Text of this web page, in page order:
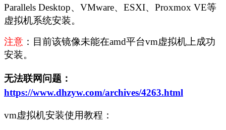
Parallels Desktop、VMware、ESXI、Proxmox VE等
虚拟机系统安装。
注意 ：目前该镜像未能在amd平台vm虚拟机上成功
安装。
无法联网问题：
https://www.dhzyw.com/archives/4263.html
vm虚拟机安装使用教程：